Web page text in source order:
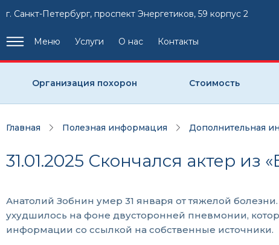
г. Санкт-Петербург, проспект Энергетиков, 59 корпус 2
Меню Услуги О нас Контакты
Организация похорон Стоимость
Главная Полезная информация Дополнительная
31.01.2025 Скончался актер
Анатолий Зобнин умер 31 января от тяжелой
ухудшилось на фоне двусторонней пневмонии,
информации со ссылкой на собственные источники.